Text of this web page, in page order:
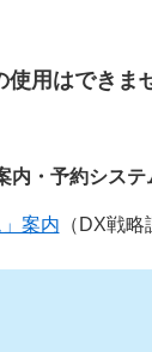
用はできま
内・予約システ
案内 （DX戦略